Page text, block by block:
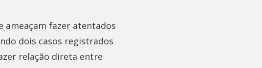
ameaçam fazer atentados
dois casos registrados
relação direta entre